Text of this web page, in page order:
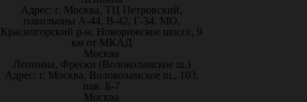
Адрес: г. Москва, ТЦ Петровский,
павильоны А-44, В-42, Г-34. МО,
Красногорский р-н, Новорижское шоссе, 9
км от МКАД
Москва
Лепнина, Фрески (Волоколамское ш.)
Адрес: г. Москва, Волоколамское ш., 103,
пав. Б-7
Москва